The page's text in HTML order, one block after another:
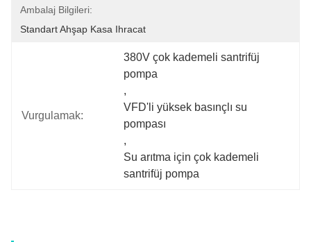
Ambalaj Bilgileri:
Standart Ahşap Kasa Ihracat
Vurgulamak:
380V çok kademeli santrifüj
pompa
,
VFD'li yüksek basınçlı su
pompası
,
Su arıtma için çok kademeli
santrifüj pompa